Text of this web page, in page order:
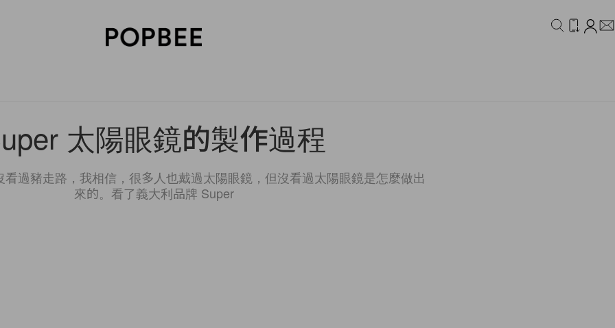
太陽眼鏡的製作過程
過豬走路，我相信，很多人也戴過太陽眼鏡，但沒看過太陽眼鏡是怎麼做出
來的。看了義大利品牌 Super